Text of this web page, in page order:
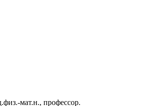
мат.н., профессор.